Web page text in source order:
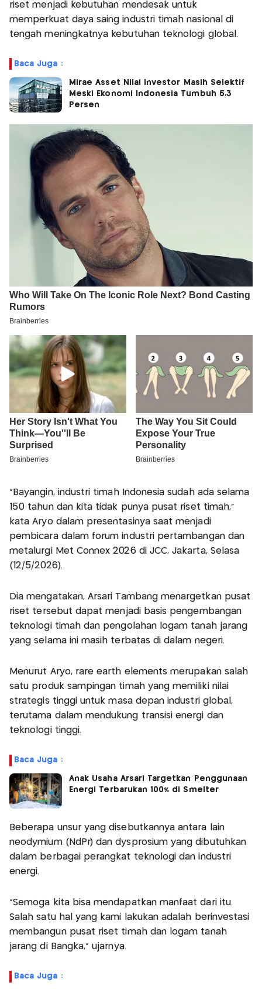
riset menjadi kebutuhan mendesak untuk
memperkuat daya saing industri timah nasional di
tengah meningkatnya kebutuhan teknologi global.
Baca Juga :
Mirae Asset Nilai Investor Masih Selektif
Meski Ekonomi Indonesia Tumbuh 5,3
Persen
“Bayangin, industri timah Indonesia sudah ada selama
150 tahun dan kita tidak punya pusat riset timah,”
kata Aryo dalam presentasinya saat menjadi
pembicara dalam forum industri pertambangan dan
metalurgi Met Connex 2026 di JCC, Jakarta, Selasa
(12/5/2026).
Dia mengatakan, Arsari Tambang menargetkan pusat
riset tersebut dapat menjadi basis pengembangan
teknologi timah dan pengolahan logam tanah jarang
yang selama ini masih terbatas di dalam negeri.
Menurut Aryo, rare earth elements merupakan salah
satu produk sampingan timah yang memiliki nilai
strategis tinggi untuk masa depan industri global,
terutama dalam mendukung transisi energi dan
teknologi tinggi.
Baca Juga :
Anak Usaha Arsari Targetkan Penggunaan
Energi Terbarukan 100% di Smelter
Beberapa unsur yang disebutkannya antara lain
neodymium (NdPr) dan dysprosium yang dibutuhkan
dalam berbagai perangkat teknologi dan industri
energi.
“Semoga kita bisa mendapatkan manfaat dari itu.
Salah satu hal yang kami lakukan adalah berinvestasi
membangun pusat riset timah dan logam tanah
jarang di Bangka,” ujarnya.
Baca Juga :